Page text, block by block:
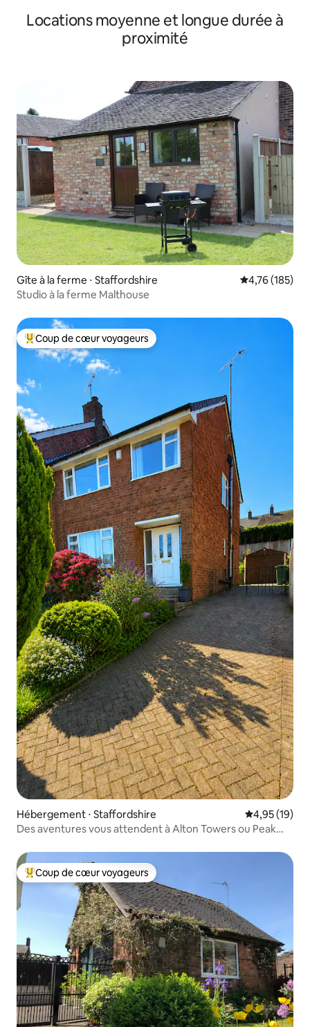
Locations moyenne et longue durée à
proximité
Gîte à la ferme ⋅ Staffordshire Évaluation
4,76 (185)
Studio à la ferme Malthouse
Coups de cœur voyageurs les plus appréciés
Coup de cœur voyageurs
Hébergement ⋅ Staffordshire Évaluation
4,95 (19)
Des aventures vous attendent à Alton Towers ou Peak
Coups de cœur voyageurs les plus appréciés
Coup de cœur voyageurs